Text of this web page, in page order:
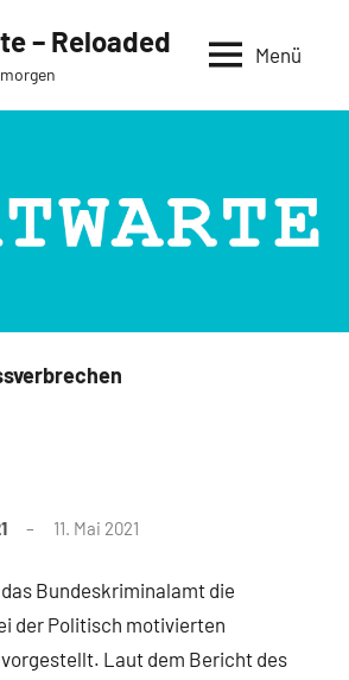
– Reloaded Menü
11. Mai 2021
Bundeskriminalamt die
der Politisch motivierten
Laut dem Bericht des